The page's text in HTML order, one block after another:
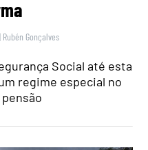
| Rubén Gonçalves
Social até esta
regime especial no